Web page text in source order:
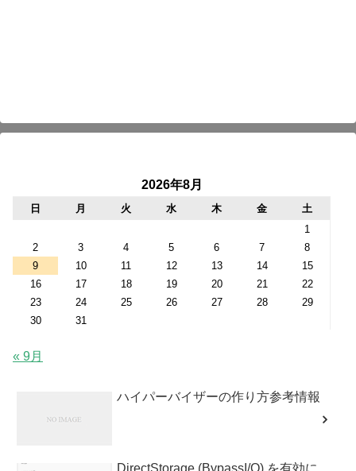
2026年8月
日 月 火 水 木 金
土
1
2
3 4 5 6 7
8
9
10 11 12 13 14
15
16
17 18 19 20 21
22
23
24 25 26 27 28
29
30
31
« 9月
ハイパーバイザーの作り方参考情報
DirectStorage (BypassI/O) を有効に